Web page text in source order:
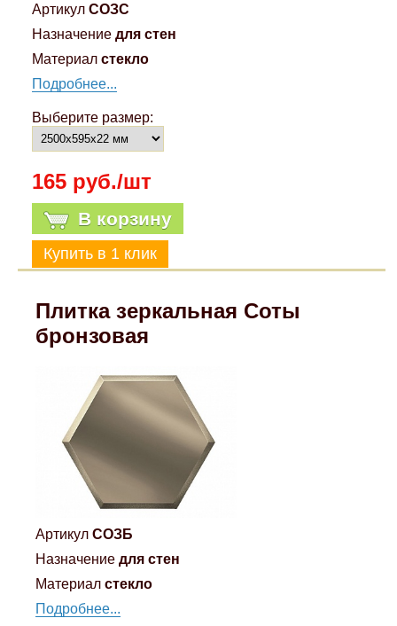
Артикул СОЗС
Назначение для стен
Материал стекло
Подробнее...
Выберите размер:
165 руб./шт
В корзину
Плитка зеркальная Соты
бронзовая
Артикул СОЗБ
Назначение для стен
Материал стекло
Подробнее...